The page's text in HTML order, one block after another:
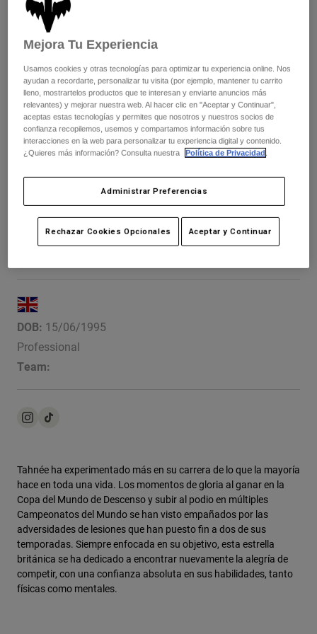
Pantalones cortos
Chaquetas y chalecos
Guantes
Gafas de protección
Calcetines
Accesorios
Product Help
Guía de cuidado de cascos
Pantalones
Guantes
Chaquetas
Protecciones
Gafas de protección
Calcetines
Mochilas y accesorios
Explorar Moto
Camisas
Ver todo
Mujer
Camisetas y tops
Sudaderas
Chaquetas
Camisas
Ver todo
Niños
Camisetas
Sudaderas
Gorras y Gorros
Bolsas y Mochilas
Calcetines
Stickers
Otros Accesorios
Ver todo
Protecciones
Gafas de Protección
Ver todo
Moto
Gafas de Protección
Chaquetas
Calcetines
Ver todo
Ropa Casual
Chaquetas
Pantalones
Pantalones Cortos
Bañadores
Ver todo
Tahnée Seagrave
DOB: 15/06/1995
Professional
Team:
Tahnée ha experimentado más en su carrera de lo que la mayoría
hace en toda una vida. Los momentos de gloria al ganar en la
Copa del Mundo de Descenso y subir al podio en múltiples
Campeonatos del Mundo se han visto empañados por las
adversidades de lesiones que han puesto fin a dos de sus
temporadas. Siempre enfocada en su objetivo, esta estrella
británica se ha dedicado a encontrar nuevamente la alegría de
competir, con una confianza absoluta en sus habilidades, tanto
físicas como mentales.
Mejora Tu Experiencia
Usamos cookies y otras tecnologías para optimizar tu experiencia online. Nos
ayudan a recordarte, personalizar tu visita (por ejemplo, mantener tu carrito
lleno, mostrartelos productos que te interesan y enviarte anuncios más
relevantes) y mejorar nuestra web. Al hacer clic en "Aceptar y Continuar",
aceptas estas tecnologías y permites que nosotros y nuestros socios de
confianza recopilemos, usemos y compartamos información sobre tus
interacciones en la web para personalizar tu experiencia digital y contenido.
¿Quieres más información? Consulta nuestra
Política de Privacidad
Administrar Preferencias
Rechazar Cookies Opcionales Aceptar y Continuar